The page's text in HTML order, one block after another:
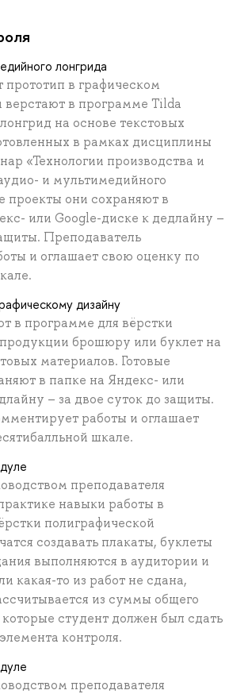
лонгрида
в графическом
верстают в программе Tilda
на основе текстовых
в рамках дисциплины
«Технологии производства и
и мультимедийного
проекты они сохраняют в
или Google-диске к дедлайну –
Преподаватель
и оглашает свою оценку по
дизайну
в программе для вёрстки
брошюру или буклет на
материалов. Готовые
в папке на Яндекс- или
– за двое суток до защиты.
работы и оглашает
шкале.
преподавателя
навыки работы в
полиграфической
создавать плакаты, буклеты
выполняются в аудитории и
какая-то из работ не сдана,
из суммы общего
которые студент должен был сдать
контроля.
преподавателя